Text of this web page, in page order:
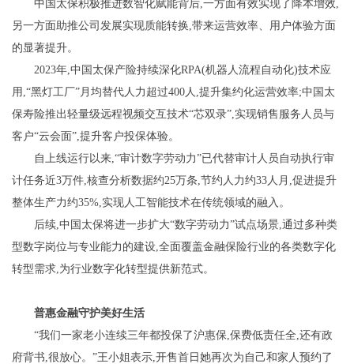
中国太保积极推进数智化赋能背后,一方面有效实现了降本增效,
另一方面助推公司发展实现质能转换,带来运营效率、用户体验方面
的显著提升。
2023年,中国太保产险持续深化RPA(机器人流程自动化)技术应
用,“黑灯工厂”月均替代人力超过400人,提升集约化运营效率;中国太
保寿险推出轻量级远程视频交互技术“芯双录”,实现销售服务人员与
客户“云会面”,提升客户投保体验。
自上线运行以来,“审计数字劳动力”已代替审计人员自动执行审
计任务近3万件,核查分析数据约25万条,节约人力约33人月,促进提升
整体生产力约35%,实现人工智能技术在传统领域的融入。
后续,中国太保将进一步扩大“数字劳动力”试点场景,通过多种类
型数字岗位与专业能力的建设,全面覆盖金融保险行业的各类数字化
转型需求,为行业数字化转型提供新范式。
普惠金融守护美好生活
“我们一家老小连续三年都投保了沪惠保,保费低责任全,还有政
府背书,很放心。”王小姐表示,开售首日她再次为自己和家人预约了